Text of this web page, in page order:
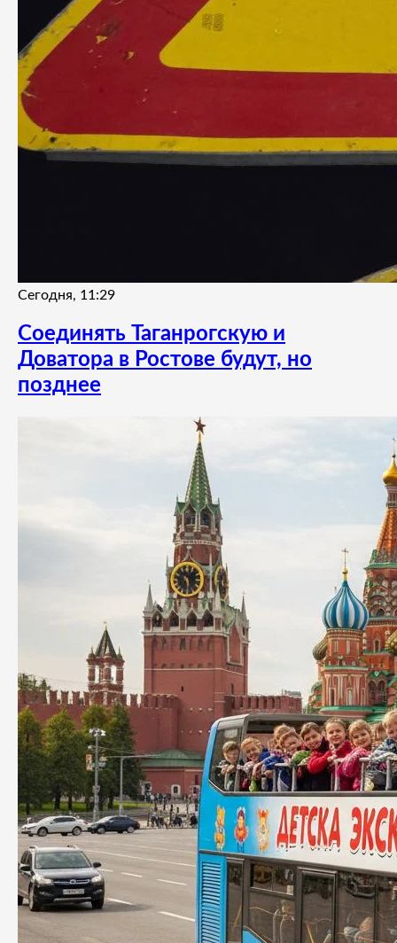
Сегодня, 11:29
Соединять Таганрогскую и
Доватора в Ростове будут, но
позднее